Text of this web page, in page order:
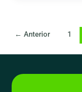
← Anterior 1